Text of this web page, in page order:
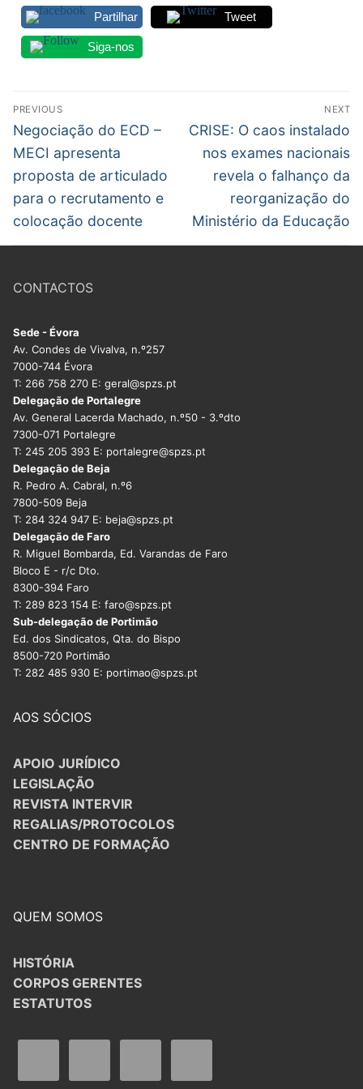
Partilhar Tweet
Siga-nos
Navegação
de
artigos
PREVIOUS
Previous
post:
Negociação do ECD –
MECI apresenta
proposta de articulado
para o recrutamento e
colocação docente
NEXT
Next
post:
CRISE: O caos instalado
nos exames nacionais
revela o falhanço da
reorganização do
Ministério da Educação
CONTACTOS
Sede - Évora
Av. Condes de Vivalva, n.º257
7000-744 Évora
T: 266 758 270 E: geral@spzs.pt
Delegação de Portalegre
Av. General Lacerda Machado, n.º50 - 3.ºdto
7300-071 Portalegre
T: 245 205 393 E: portalegre@spzs.pt
Delegação de Beja
R. Pedro A. Cabral, n.º6
7800-509 Beja
T: 284 324 947 E: beja@spzs.pt
Delegação de Faro
R. Miguel Bombarda, Ed. Varandas de Faro
Bloco E - r/c Dto.
8300-394 Faro
T: 289 823 154 E: faro@spzs.pt
Sub-delegação de Portimão
Ed. dos Sindicatos, Qta. do Bispo
8500-720 Portimão
T: 282 485 930 E: portimao@spzs.pt
AOS SÓCIOS
APOIO JURÍDICO
LEGISLAÇÃO
REVISTA INTERVIR
REGALIAS/PROTOCOLOS
CENTRO DE FORMAÇÃO
QUEM SOMOS
HISTÓRIA
CORPOS GERENTES
ESTATUTOS